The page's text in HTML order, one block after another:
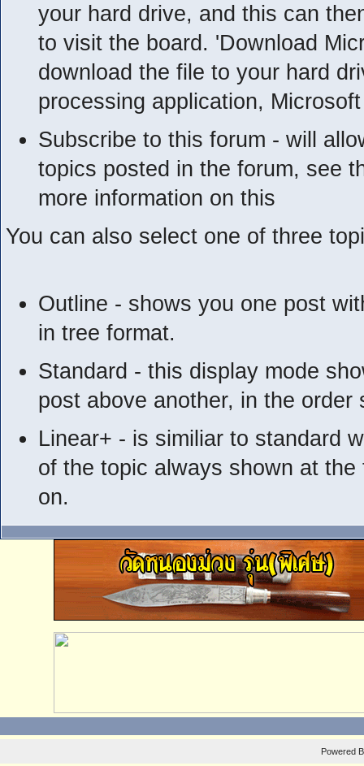
your hard drive, and this can
to visit the board. 'Download
download the file to your hard
processing application,
Subscribe to this forum - will
topics posted in the forum, see
more information on this
You can also select one of three
Outline - shows you one post
in tree format.
Standard - this display mode
post above another, in the
Linear+ - is similiar to standard
of the topic always shown at
on.
Powered